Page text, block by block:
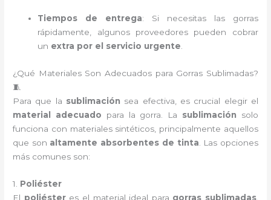
Tiempos de entrega: Si necesitas las gorras
rápidamente, algunos proveedores pueden cobrar
un extra por el servicio urgente.
¿Qué Materiales Son Adecuados para Gorras Sublimadas?
🧵
Para que la sublimación sea efectiva, es crucial elegir el
material adecuado para la gorra. La sublimación solo
funciona con materiales sintéticos, principalmente aquellos
que son altamente absorbentes de tinta . Las opciones
más comunes son:
1. Poliéster
El poliésteres el material ideal para gorras sublimadas.